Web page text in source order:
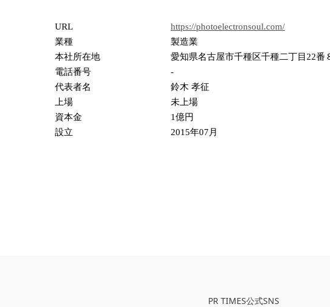
URL
https://photoelectronsoul.com/
業種
製造業
本社所在地
愛知県名古屋市千種区千種二丁目22番
電話番号
-
代表者名
鈴木 孝征
上場
未上場
資本金
1億円
設立
2015年07月
PR TIMES公式SNS